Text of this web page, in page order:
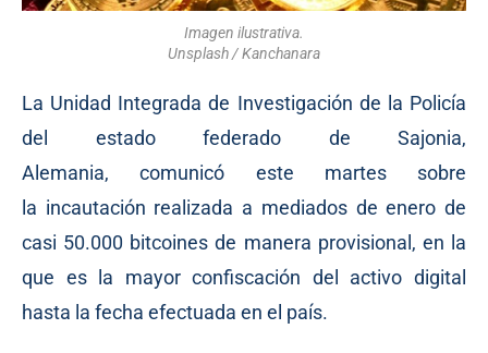
Imagen ilustrativa.
Unsplash / Kanchanara
La Unidad Integrada de Investigación de la Policía
del estado federado de Sajonia,
Alemania,comunicó este martes sobre
la incautación realizada a mediados de enero de
casi 50.000 bitcoines de manera provisional, en la
que es la mayor confiscación del activo digital
hasta la fecha efectuada en el país.